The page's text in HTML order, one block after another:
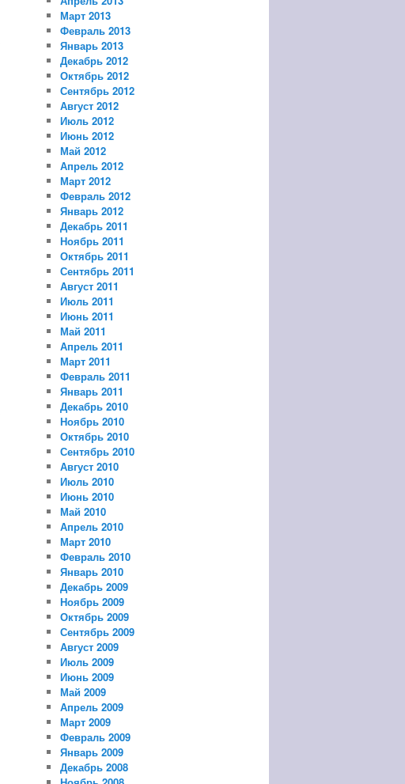
Март 2013
Февраль 2013
Январь 2013
Декабрь 2012
Октябрь 2012
Сентябрь 2012
Август 2012
Июль 2012
Июнь 2012
Май 2012
Апрель 2012
Март 2012
Февраль 2012
Январь 2012
Декабрь 2011
Ноябрь 2011
Октябрь 2011
Сентябрь 2011
Август 2011
Июль 2011
Июнь 2011
Май 2011
Апрель 2011
Март 2011
Февраль 2011
Январь 2011
Декабрь 2010
Ноябрь 2010
Октябрь 2010
Сентябрь 2010
Август 2010
Июль 2010
Июнь 2010
Май 2010
Апрель 2010
Март 2010
Февраль 2010
Январь 2010
Декабрь 2009
Ноябрь 2009
Октябрь 2009
Сентябрь 2009
Август 2009
Июль 2009
Июнь 2009
Май 2009
Апрель 2009
Март 2009
Февраль 2009
Январь 2009
Декабрь 2008